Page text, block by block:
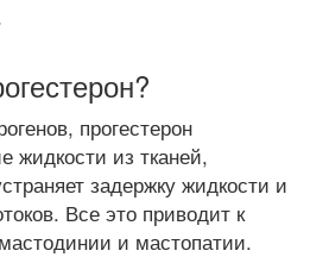
прогестерон
жидкости из тканей,
задержку жидкости и
Все это приводит к
и мастопатии.